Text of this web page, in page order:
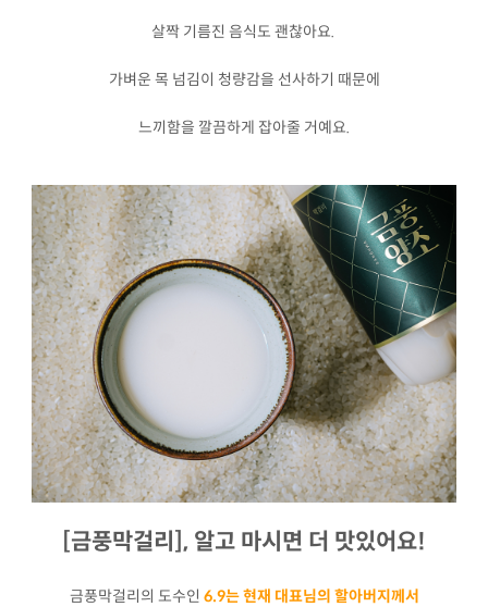
살짝 기름진 음식도 괜찮아요.
가벼운 목 넘김이 청량감을 선사하기 때문에
느끼함을 깔끔하게 잡아줄 거예요.
[금풍막걸리], 알고 마시면 더 맛있어요!
금풍막걸리의 도수인 6.9는 현재 대표님의 할아버지께서